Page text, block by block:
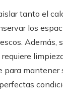
tanto el
los
Además,
para mantener